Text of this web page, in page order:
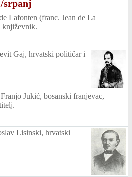
srpanj
Lafonten (franc. Jean de La
književnik.
Gaj, hrvatski političar i
Jukić, bosanski franjevac,
Lisinski, hrvatski